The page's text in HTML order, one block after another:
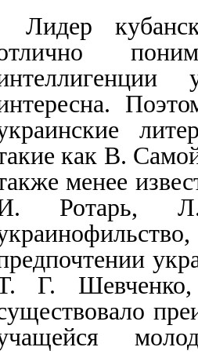
Лидер
как В.
менее
Ротарь,
Г. Шевченко,